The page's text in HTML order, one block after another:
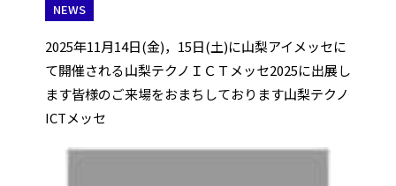
NEWS
2025年11月14日(金)，15日(土)に山梨アイメッセに
て開催される山梨テクノＩＣＴメッセ2025に出展し
ます皆様のご来場をおまちしております山梨テクノ
ICTメッセ